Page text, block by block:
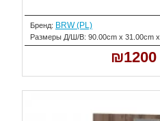
Бренд: BRW (PL)
Размеры Д/Ш/В: 90.00cm x 31.00cm
₪1200